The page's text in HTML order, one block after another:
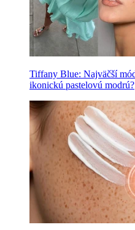
Tiffany Blue: Najväčší
ikonickú pastelovú modrú?